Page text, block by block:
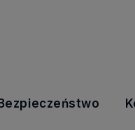
Bezpieczeństwo